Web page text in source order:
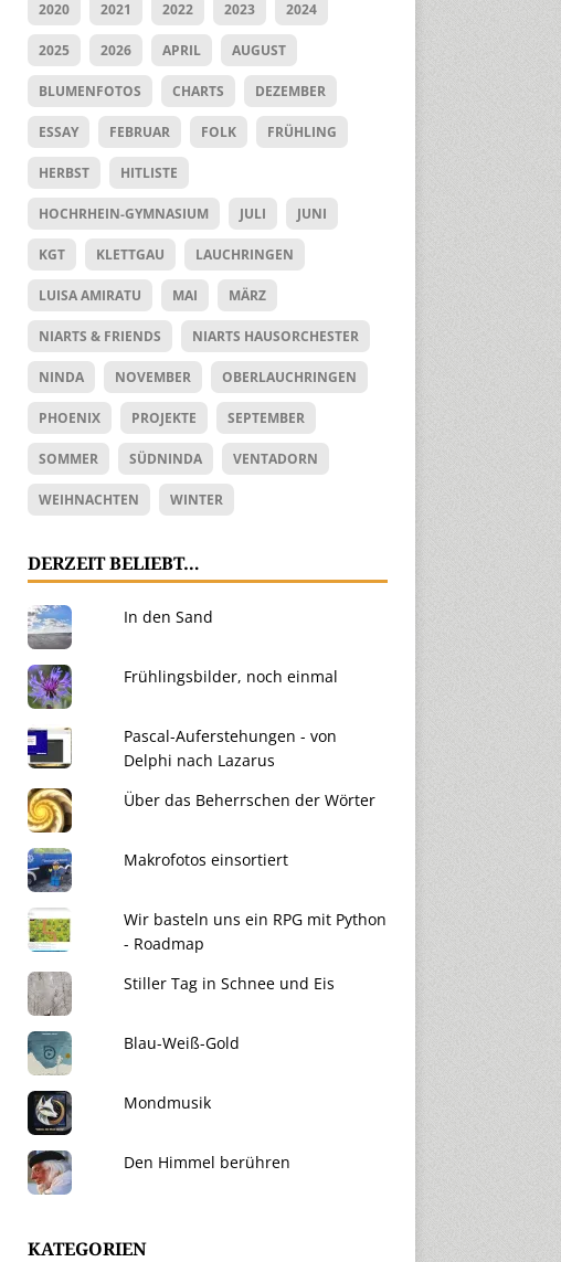
2020 2021 2022 2023 2024
2025 2026 APRIL AUGUST
BLUMENFOTOS CHARTS DEZEMBER
ESSAY FEBRUAR FOLK FRÜHLING
HERBST HITLISTE
HOCHRHEIN-GYMNASIUM JULI JUNI
KGT KLETTGAU LAUCHRINGEN
LUISA AMIRATU MAI MÄRZ
NIARTS & FRIENDS NIARTS HAUSORCHESTER
NINDA NOVEMBER OBERLAUCHRINGEN
PHOENIX PROJEKTE SEPTEMBER
SOMMER SÜDNINDA VENTADORN
WEIHNACHTEN WINTER
DERZEIT BELIEBT…
In den Sand
Frühlingsbilder, noch einmal
Pascal-Auferstehungen - von
Delphi nach Lazarus
Über das Beherrschen der Wörter
Makrofotos einsortiert
Wir basteln uns ein RPG mit Python
- Roadmap
Stiller Tag in Schnee und Eis
Blau-Weiß-Gold
Mondmusik
Den Himmel berühren
KATEGORIEN